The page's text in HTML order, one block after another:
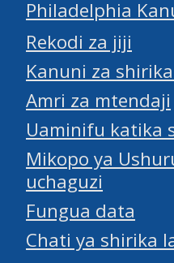
Philadelphia
Rekodi za jiji
Kanuni za
Amri za mtendaji
Uaminifu katika
Mikopo ya
uchaguzi
Fungua data
Chati ya shirika